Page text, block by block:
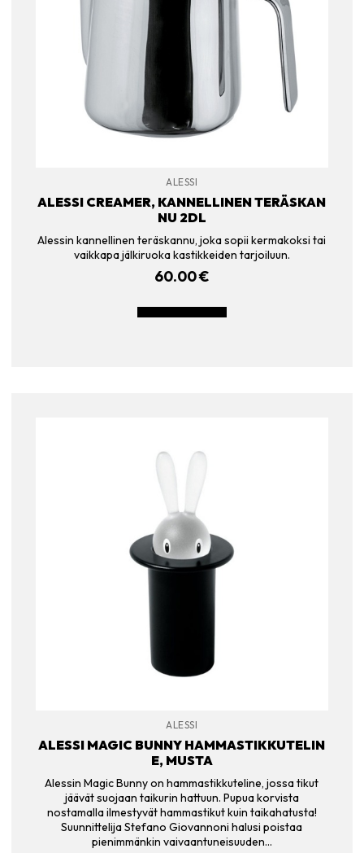
ALESSI
ALESSI CREAMER, KANNELLINEN TERÄSKAN
NU 2DL
Alessin kannellinen teräskannu, joka sopii kermakoksi tai
vaikkapa jälkiruoka kastikkeiden tarjoiluun.
60.00€
ALESSI
ALESSI MAGIC BUNNY HAMMASTIKKUTELIN
E, MUSTA
Alessin Magic Bunny on hammastikkuteline, jossa tikut
jäävät suojaan taikurin hattuun. Pupua korvista
nostamalla ilmestyvät hammastikut kuin taikahatusta!
Suunnittelija Stefano Giovannoni halusi poistaa
pienimmänkin vaivaantuneisuuden…